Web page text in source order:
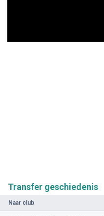
Transfer geschiedenis
Naar club